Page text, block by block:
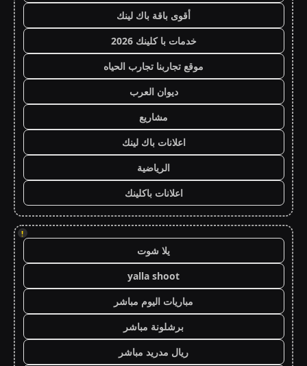
أقوى باقة باك لينك
خدمات با كلينك 2026
موقع تجاربنا تجارب الحياه
ديوان العرب
مشاريع
اعلانات باك لينك
الرياضية
اعلانات باكلينك
!
يلا شوت
yalla shoot
مباريات اليوم مباشر
برشلونة مباشر
ريال مدريد مباشر